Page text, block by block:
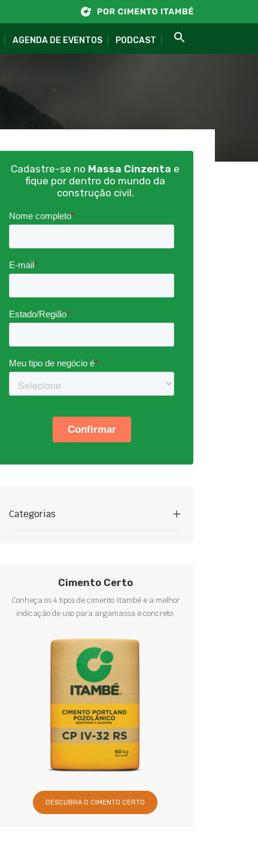
AGENDA DE EVENTOS PODCAST
Cadastre-se no Massa Cinzenta e
fique por dentro do mundo da
construção civil.
Categorias
Cimento Certo
Conheça os 4 tipos de cimento Itambé e a melhor
indicação de uso para argamassa e concreto.
DESCUBRA O CIMENTO CERTO